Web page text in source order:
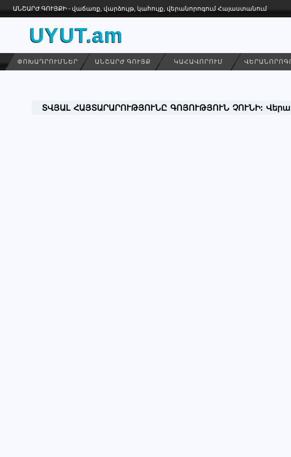
ԱՆՇԱՐԺ ԳՈՒՅՔԻ - վաճառք, վարձույթ, կահույք, վերանորոգում Հայաստանում
UYUT.am
ՓՈԽԱԴՐՈՒՄՆԵՐ ԱՆՇԱՐԺ ԳՈՒՅՔ ԿԱՀԱՎՈՐՈՒՄ
ՏՎՅԱԼ ՀԱՅՏԱՐԱՐՈՒԹՅՈՒՆԸ ԳՈՅՈՒԹՅՈՒՆ ՉՈՒՆԻ: